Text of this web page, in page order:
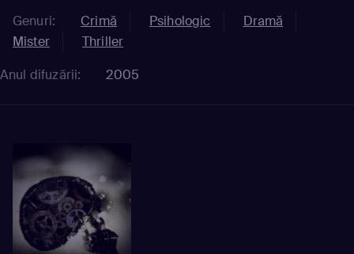
Genuri: Crimă Psihologic
Dramă
Mister
Thriller
Anul difuzării:
2005